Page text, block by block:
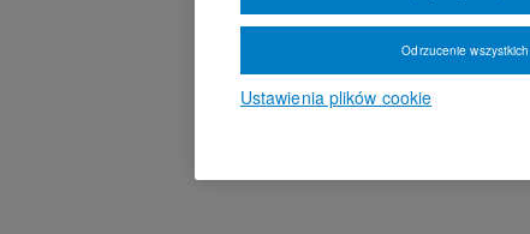
Ustawienia plików cookie
Odrzucenie wszystkich